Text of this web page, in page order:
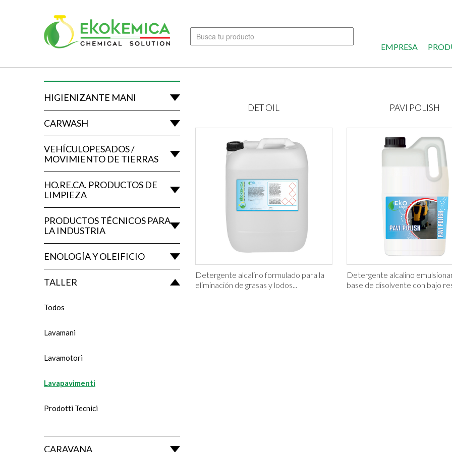
EMPRESA
HIGIENIZANTE MANI
CARWASH
VEHÍCULOPESADOS /
MOVIMIENTO DE TIERRAS
HO.RE.CA. PRODUCTOS DE
LIMPIEZA
PRODUCTOS TÉCNICOS PARA
LA INDUSTRIA
ENOLOGÍA Y OLEIFICIO
TALLER
Todos
Lavamani
Lavamotori
Lavapavimenti
Prodotti Tecnici
CARAVANA
DET OIL
Detergente alcalino formulado para la
eliminación de grasas y lodos...
PAVI POLISH
Detergente alcalino
base de disolvente con bajo